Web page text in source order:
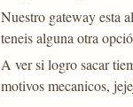
Nuestro gateway esta
teneis alguna otra
A ver si logro sacar
motivos mecanicos,